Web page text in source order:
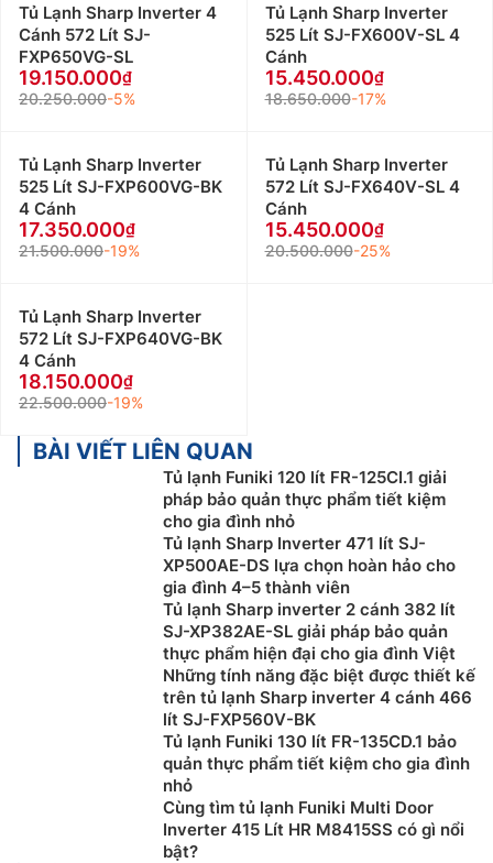
Tủ Lạnh Sharp Inverter 4
Cánh 572 Lít SJ-
FXP650VG-SL
19.150.000
20.250.000-5%
Tủ Lạnh Sharp Inverter
525 Lít SJ-FX600V-SL 4
Cánh
15.450.000
18.650.000-17%
Tủ Lạnh Sharp Inverter
525 Lít SJ-FXP600VG-BK
4 Cánh
17.350.000
21.500.000-19%
Tủ Lạnh Sharp Inverter
572 Lít SJ-FX640V-SL 4
Cánh
15.450.000
20.500.000-25%
Tủ Lạnh Sharp Inverter
572 Lít SJ-FXP640VG-BK
4 Cánh
18.150.000
22.500.000-19%
BÀI VIẾT LIÊN QUAN
Tủ lạnh Funiki 120 lít FR-125CI.1 giải
pháp bảo quản thực phẩm tiết kiệm
cho gia đình nhỏ
Tủ lạnh Sharp Inverter 471 lít SJ-
XP500AE-DS lựa chọn hoàn hảo cho
gia đình 4–5 thành viên
Tủ lạnh Sharp inverter 2 cánh 382 lít
SJ-XP382AE-SL giải pháp bảo quản
thực phẩm hiện đại cho gia đình Việt
Những tính năng đặc biệt được thiết kế
trên tủ lạnh Sharp inverter 4 cánh 466
lít SJ-FXP560V-BK
Tủ lạnh Funiki 130 lít FR-135CD.1 bảo
quản thực phẩm tiết kiệm cho gia đình
nhỏ
Cùng tìm tủ lạnh Funiki Multi Door
Inverter 415 Lít HR M8415SS có gì nổi
bật?